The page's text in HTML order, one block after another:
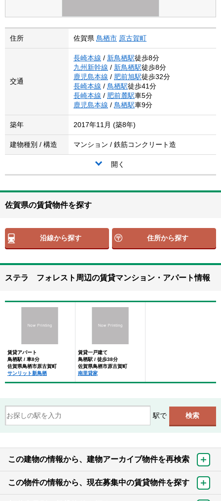
住所 佐賀県 鳥栖市 原古賀町
交通
長崎本線 / 新鳥栖駅徒歩8分
九州新幹線 / 新鳥栖駅徒歩8分
鹿児島本線 / 肥前旭駅徒歩32分
長崎本線 / 鳥栖駅徒歩41分
長崎本線 / 肥前麓駅車5分
鹿児島本線 / 鳥栖駅車9分
築年 2017年11月 (築8年)
建物種別 / 構造 マンション / 鉄筋コンクリート造
開く
佐賀県の賃貸物件を探す
沿線から探す 住所から探す
ステラ フォレスト周辺の賃貸マンション・アパート情報
賃貸アパート
鳥栖駅 / 車8分
佐賀県鳥栖市原古賀町
サンリット新鳥栖
賃貸一戸建て
鳥栖駅 / 徒歩38分
佐賀県鳥栖市原古賀町
南里貸家
駅で
この建物の情報から、建物アーカイブ物件を再検索
この物件の情報から、現在募集中の賃貸物件を探す